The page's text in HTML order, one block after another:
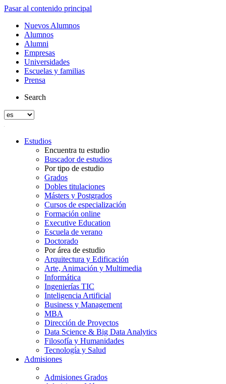
Pasar al contenido principal
Nuevos Alumnos
Alumnos
Alumni
Empresas
Universidades
Escuelas y familias
Prensa
Search
Estudios
Encuentra tu estudio
Buscador de estudios
Por tipo de estudio
Grados
Dobles titulaciones
Másters y Postgrados
Cursos de especialización
Formación online
Executive Education
Escuela de verano
Doctorado
Por área de estudio
Arquitectura y Edificación
Arte, Animación y Multimedia
Informática
Ingenierías TIC
Inteligencia Artificial
Business y Management
MBA
Dirección de Proyectos
Data Science & Big Data Analytics
Filosofía y Humanidades
Tecnología y Salud
Admisiones
Admisiones Grados